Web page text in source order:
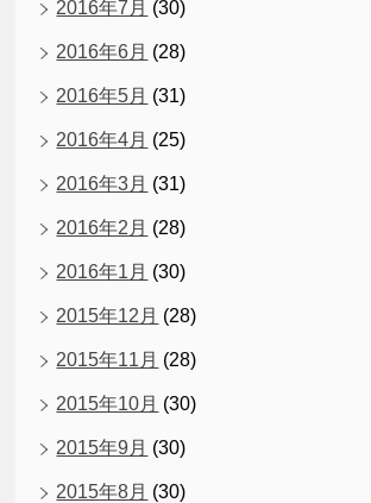
2016年7月 (30)
2016年6月 (28)
2016年5月 (31)
2016年4月 (25)
2016年3月 (31)
2016年2月 (28)
2016年1月 (30)
2015年12月 (28)
2015年11月 (28)
2015年10月 (30)
2015年9月 (30)
2015年8月 (30)